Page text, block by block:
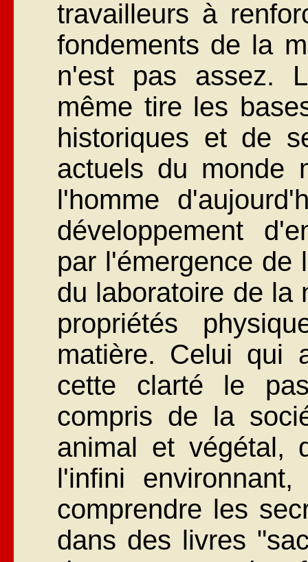
travailleurs à
fondements de la
n'est pas assez.
même tire les
historiques et de
actuels du monde
l'homme
développement
par l'émergence de
du laboratoire de la
propriétés
matière. Celui qui
cette clarté le
compris de la
animal et végétal,
l'infini
comprendre les
dans des livres